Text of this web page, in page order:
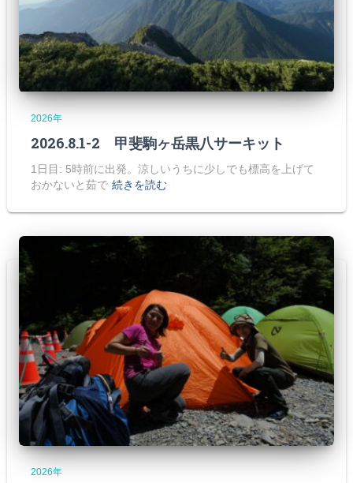
2026年
2026.8.1-2 甲斐駒ヶ岳黒八サーキット
1日目: 5時前に出発。涼しいうちに少しでも標高を上げて
おかないと茹で 続きを読む
2026年